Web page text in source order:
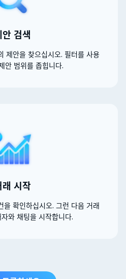
안 검색
제안을 찾으십시오. 필터를 사용
안 범위를 좁힙니다.
래 시작
을 확인하십시오. 그런 다음 거래
와 채팅을 시작합니다.